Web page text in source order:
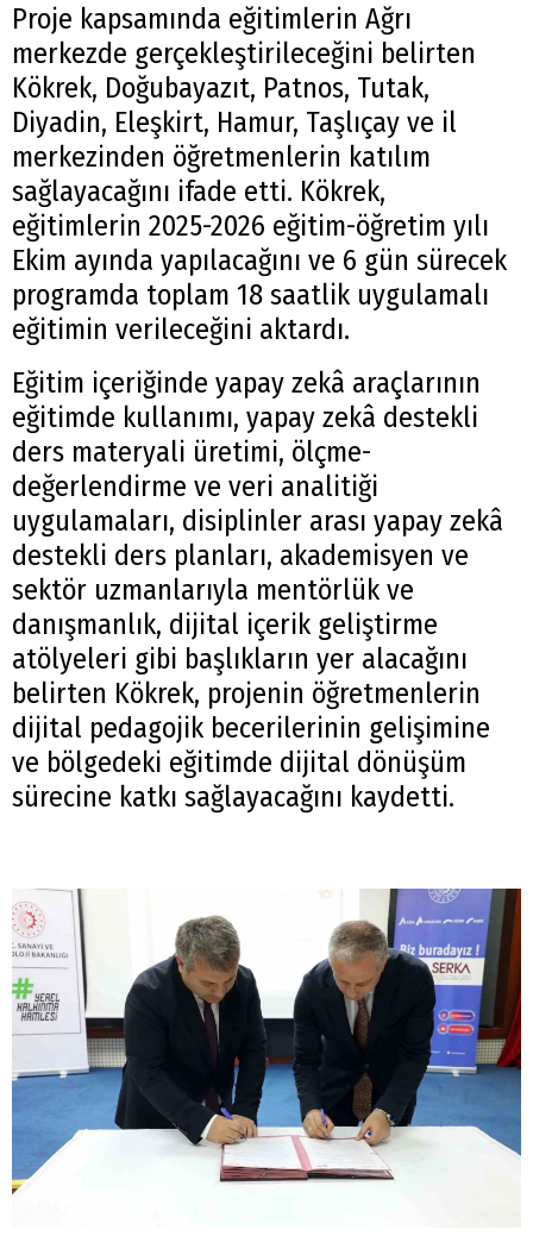
Proje kapsamında eğitimlerin Ağrı
merkezde gerçekleştirileceğini belirten
Kökrek, Doğubayazıt, Patnos, Tutak,
Diyadin, Eleşkirt, Hamur, Taşlıçay ve il
merkezinden öğretmenlerin katılım
sağlayacağını ifade etti. Kökrek,
eğitimlerin 2025-2026 eğitim-öğretim yılı
Ekim ayında yapılacağını ve 6 gün sürecek
programda toplam 18 saatlik uygulamalı
eğitimin verileceğini aktardı.
Eğitim içeriğinde yapay zekâ araçlarının
eğitimde kullanımı, yapay zekâ destekli
ders materyali üretimi, ölçme-
değerlendirme ve veri analitiği
uygulamaları, disiplinler arası yapay zekâ
destekli ders planları, akademisyen ve
sektör uzmanlarıyla mentörlük ve
danışmanlık, dijital içerik geliştirme
atölyeleri gibi başlıkların yer alacağını
belirten Kökrek, projenin öğretmenlerin
dijital pedagojik becerilerinin gelişimine
ve bölgedeki eğitimde dijital dönüşüm
sürecine katkı sağlayacağını kaydetti.